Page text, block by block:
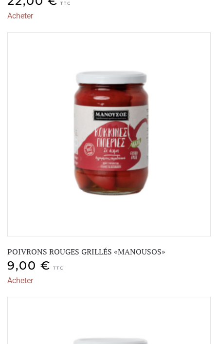
TTC
Acheter
POIVRONS ROUGES GRILLÉS «MANOUSOS»
9,00 € TTC
Acheter